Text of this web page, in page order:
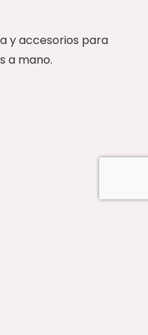
y accesorios para
a mano.